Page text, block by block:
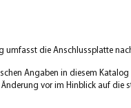
umfasst die Anschlussplatte
Angaben in diesem
vor im Hinblick auf